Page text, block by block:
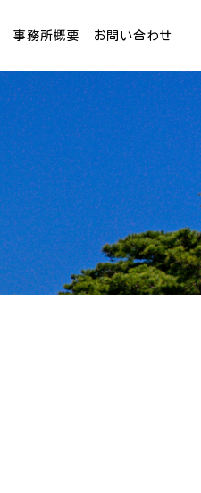
事務所概要 お問い合わせ